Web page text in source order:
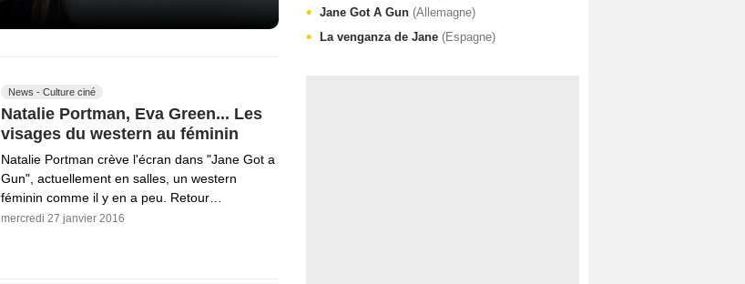
News - Culture ciné
Natalie Portman, Eva Green... Les
visages du western au féminin
Natalie Portman crève l'écran dans "Jane Got a
Gun", actuellement en salles, un western
féminin comme il y en a peu. Retour…
mercredi 27 janvier 2016
Jane Got A Gun (Allemagne)
La venganza de Jane (Espagne)